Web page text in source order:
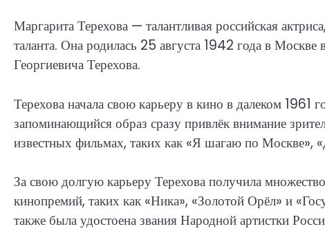
Маргарита Терехова — талантливая российская
таланта. Она родилась 25 августа 1942 года в Москве
Георгиевича Терехова.
Терехова начала свою карьеру в кино в далеком
запоминающийся образ сразу привлёк внимание
известных фильмах, таких как «Я шагаю по Москве»,
За свою долгую карьеру Терехова получила
кинопремий, таких как «Ника», «Золотой Орёл» и
также была удостоена звания Народной артистки